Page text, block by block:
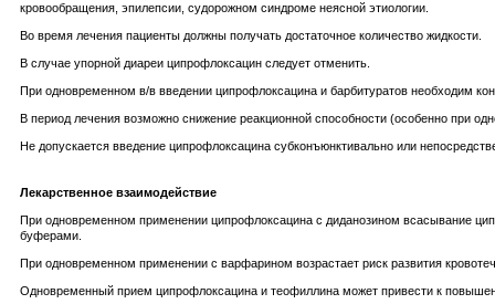
кровообращения, эпилепсии, судорожном синдроме неясной этиологии.
Во время лечения пациенты должны получать достаточное количество жидкости.
В случае упорной диареи ципрофлоксацин следует отменить.
При одновременном в/в введении ципрофлоксацина и барбитуратов необходим
В период лечения возможно снижение реакционной способности (особенно при
Не допускается введение ципрофлоксацина субконъюнктивально или
Лекарственное взаимодействие
При одновременном применении ципрофлоксацина с диданозином всасывание
буферами.
При одновременном применении с варфарином возрастает риск развития
Одновременный прием ципрофлоксацина и теофиллина может привести к